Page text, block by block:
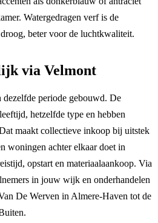
Watergedragen verf is de
beter voor de luchtkwaliteit.
via Velmont
periode gebouwd. De
hetzelfde type en hebben
maakt collectieve inkoop bij uitstek
woningen achter elkaar doet in
opstart en materiaalaankoop. Via
in jouw wijk en onderhandelen
De Werven in Almere-Haven tot de